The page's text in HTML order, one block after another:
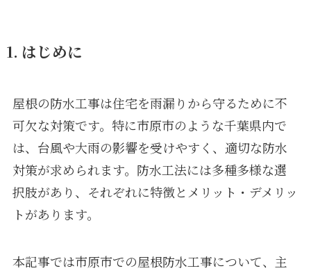
1. はじめに
屋根の防水工事は住宅を雨漏りから守るために不
可欠な対策です。特に市原市のような千葉県内で
は、台風や大雨の影響を受けやすく、適切な防水
対策が求められます。防水工法には多種多様な選
択肢があり、それぞれに特徴とメリット・デメリッ
トがあります。
本記事では市原市での屋根防水工事について、主